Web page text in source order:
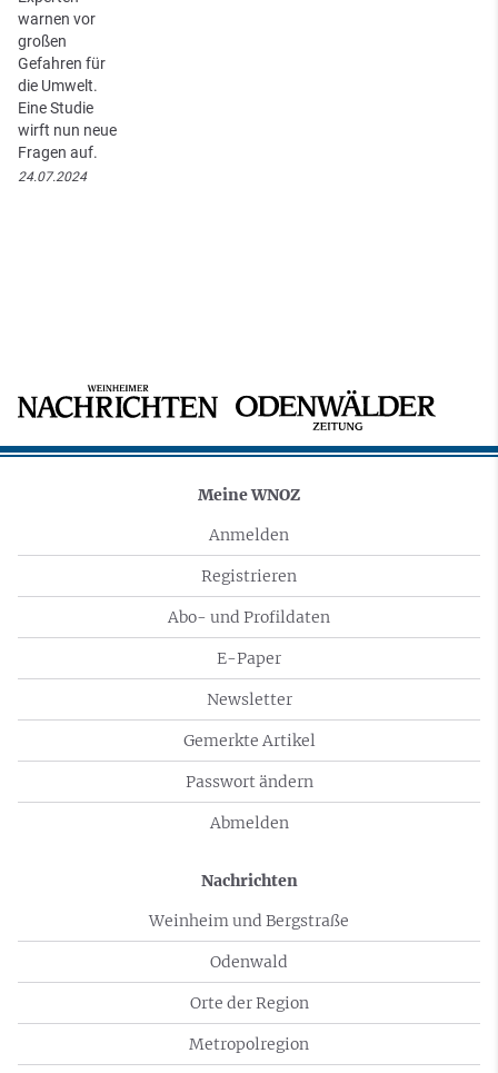
warnen vor
großen
Gefahren für
die Umwelt.
Eine Studie
wirft nun neue
Fragen auf.
24.07.2024
Meine WNOZ
Anmelden
Registrieren
Abo- und Profildaten
E-Paper
Newsletter
Gemerkte Artikel
Passwort ändern
Abmelden
Nachrichten
Weinheim und Bergstraße
Odenwald
Orte der Region
Metropolregion